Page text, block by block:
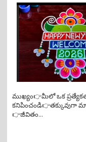
ముఖ్యం👉మీలో ఒక
కనిపించండి👉తక్కువుగా
👉జీవితం...